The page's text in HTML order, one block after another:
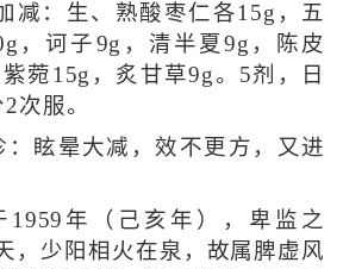
减：生、熟酸枣仁各15g，五
，诃子9g，清半夏9g，陈皮
菀15g，炙甘草9g。5剂，日
次服。
：眩晕大减，效不更方，又进
1959年（己亥年），卑监之
，少阳相火在泉，故属脾虚风